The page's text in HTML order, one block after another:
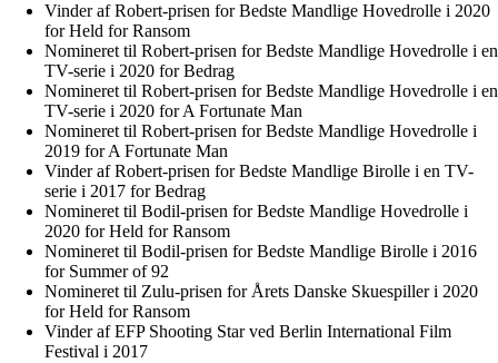
Vinder af Robert-prisen for Bedste Mandlige Hovedrolle i 2020
for Held for Ransom
Nomineret til Robert-prisen for Bedste Mandlige Hovedrolle i en
TV-serie i 2020 for Bedrag
Nomineret til Robert-prisen for Bedste Mandlige Hovedrolle i en
TV-serie i 2020 for A Fortunate Man
Nomineret til Robert-prisen for Bedste Mandlige Hovedrolle i
2019 for A Fortunate Man
Vinder af Robert-prisen for Bedste Mandlige Birolle i en TV-
serie i 2017 for Bedrag
Nomineret til Bodil-prisen for Bedste Mandlige Hovedrolle i
2020 for Held for Ransom
Nomineret til Bodil-prisen for Bedste Mandlige Birolle i 2016
for Summer of 92
Nomineret til Zulu-prisen for Årets Danske Skuespiller i 2020
for Held for Ransom
Vinder af EFP Shooting Star ved Berlin International Film
Festival i 2017